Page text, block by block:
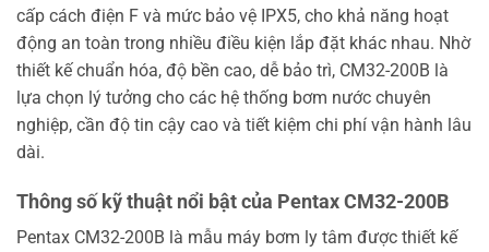
cấp cách điện F và mức bảo vệ IPX5, cho khả năng hoạt
động an toàn trong nhiều điều kiện lắp đặt khác nhau. Nhờ
thiết kế chuẩn hóa, độ bền cao, dễ bảo trì, CM32-200B là
lựa chọn lý tưởng cho các hệ thống bơm nước chuyên
nghiệp, cần độ tin cậy cao và tiết kiệm chi phí vận hành lâu
dài.
Thông số kỹ thuật nổi bật của Pentax CM32-200B
Pentax CM32-200B là mẫu máy bơm ly tâm được thiết kế